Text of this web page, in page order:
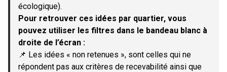
écologique).
Pour retrouver ces idées par quartier, vous
pouvez utiliser les filtres dans le bandeau blanc à
droite de l’écran :
📌 Les idées « non retenues », sont celles qui ne
répondent pas aux critères de recevabilité ainsi que